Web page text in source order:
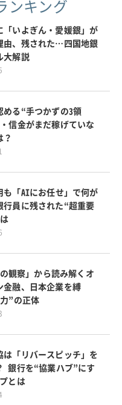
ンキング
「いよぎん・愛媛銀」が
由、残された…四国地銀
大解説
める“手つかずの3領
信金がまだ稼げていな
？
も「AIにお任せ」で何が
行員に残された“超重要
の観察」から読み解くオ
金融、日本企業を縛
”の正体
は「リバースピッチ」を
銀行を“協業ハブ”にす
とは